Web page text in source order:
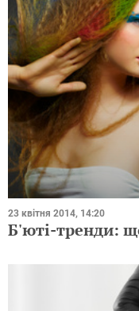
23 квітня 2014, 14:20
Б'юті-тренди: